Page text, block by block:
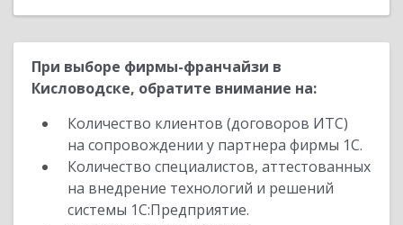
При выборе фирмы-франчайзи в
Кисловодске, обратите внимание на:
Количество клиентов (договоров ИТС)
на сопровождении у партнера фирмы 1С.
Количество специалистов, аттестованных
на внедрение технологий и решений
системы 1С:Предприятие.